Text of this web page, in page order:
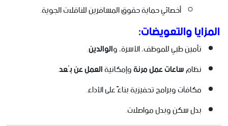
أخصائي حماية حقوق المسافرين للناقلات الجوية.
المزايا والتعويضات:
تأمين طبي للموظف، الأسرة، والوالدين.
نظامساعات عمل مرنةوإمكانيةالعمل عن بُعد.
مكافآت وبرامج تحفيزية بناءً على الأداء.
بدل سكن وبدل مواصلات.